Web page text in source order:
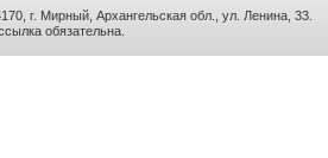
г. Мирный, Архангельская обл., ул. Ленина, 33.
обязательна.